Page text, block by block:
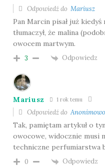
Odpowiedź do Mariusz
Pan Marcin pisał już
tłumaczył, że malina
owocem martwym.
3 Odpowiedz
Mariusz 1 rok temu
Odpowiedź do Anonimowo
Tak, pamiętam artykuł o
owocowe, widocznie musi
techniczne perfumiarstwa
0 Odpowiedz